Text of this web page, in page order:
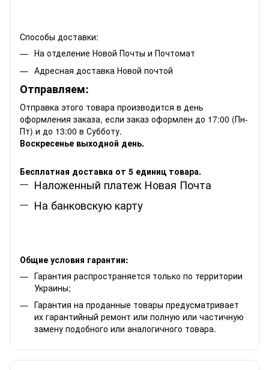
Способы доставки:
На отделение Новой Почты и Почтомат
Адресная доставка Новой почтой
Отправляем:
Отправка этого товара производится в день
оформления заказа, если заказ оформлен до 17:00 (Пн-
Пт) и до 13:00 в Субботу.
Воскресенье выходной день.
Бесплатная доставка от 5 единиц товара.
Наложенный платеж Новая Почта
На банковскую карту
Общие условия гарантии:
Гарантия распространяется только по территории
Украины;
Гарантия на проданные товары предусматривает
их гарантийный ремонт или полную или частичную
замену подобного или аналогичного товара.